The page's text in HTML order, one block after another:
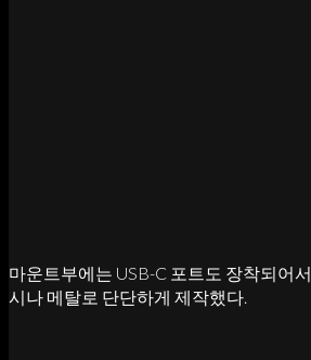
마운트부에는 USB-C 포트도 장착되어
시나 메탈로 단단하게 제작했다.